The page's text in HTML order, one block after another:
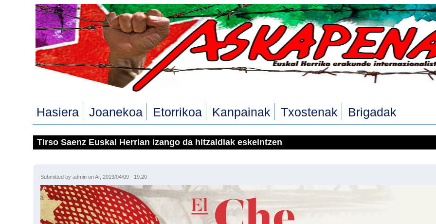
Skip to main content
Hasiera Joanekoa Etorrikoa Kanpainak Txostenak Brigadak
Tirso Saenz Euskal Herrian izango da hitzaldiak eskeintzen
Submitted byadmin on Ar, 2019/04/09 - 19:20